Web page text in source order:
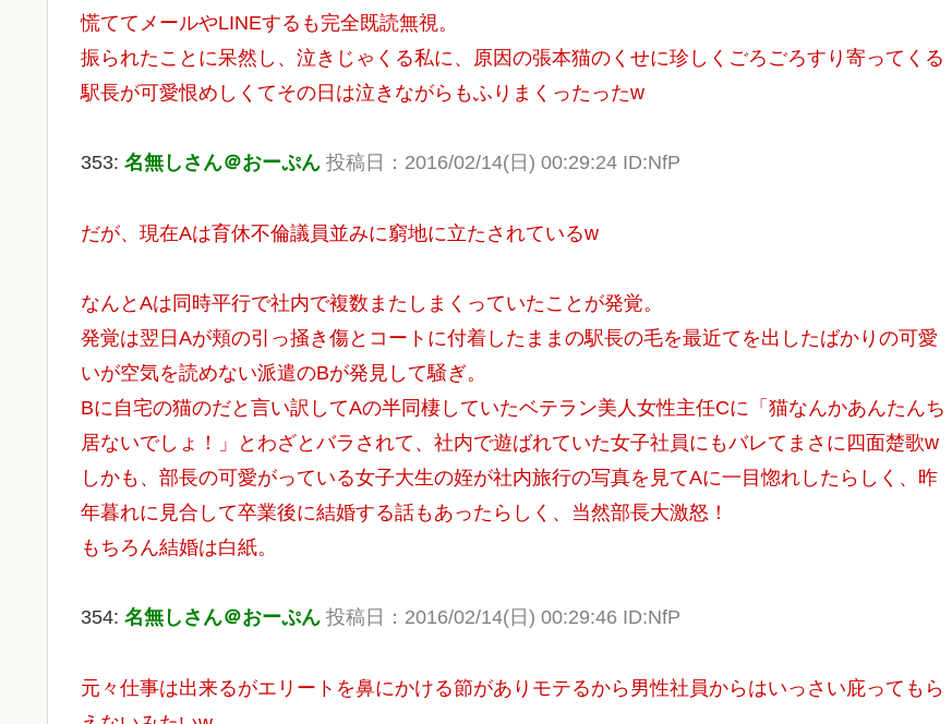
慌ててメールやLINEするも完全既読無視。
振られたことに呆然し、泣きじゃくる私に、原因の張本猫のくせに珍しくごろごろすり寄ってくる
駅長が可愛恨めしくてその日は泣きながらもふりまくったったw
353: 名無しさん＠おーぷん 投稿日：2016/02/14(日) 00:29:24 ID:NfP
だが、現在Aは育休不倫議員並みに窮地に立たされているw
なんとAは同時平行で社内で複数またしまくっていたことが発覚。
発覚は翌日Aが頬の引っ掻き傷とコートに付着したままの駅長の毛を最近てを出したばかりの可愛
いが空気を読めない派遣のBが発見して騒ぎ。
Bに自宅の猫のだと言い訳してAの半同棲していたベテラン美人女性主任Cに「猫なんかあんたんち
居ないでしょ！」とわざとバラされて、社内で遊ばれていた女子社員にもバレてまさに四面楚歌w
しかも、部長の可愛がっている女子大生の姪が社内旅行の写真を見てAに一目惚れしたらしく、昨
年暮れに見合して卒業後に結婚する話もあったらしく、当然部長大激怒！
もちろん結婚は白紙。
354: 名無しさん＠おーぷん 投稿日：2016/02/14(日) 00:29:46 ID:NfP
元々仕事は出来るがエリートを鼻にかける節がありモテるから男性社員からはいっさい庇ってもら